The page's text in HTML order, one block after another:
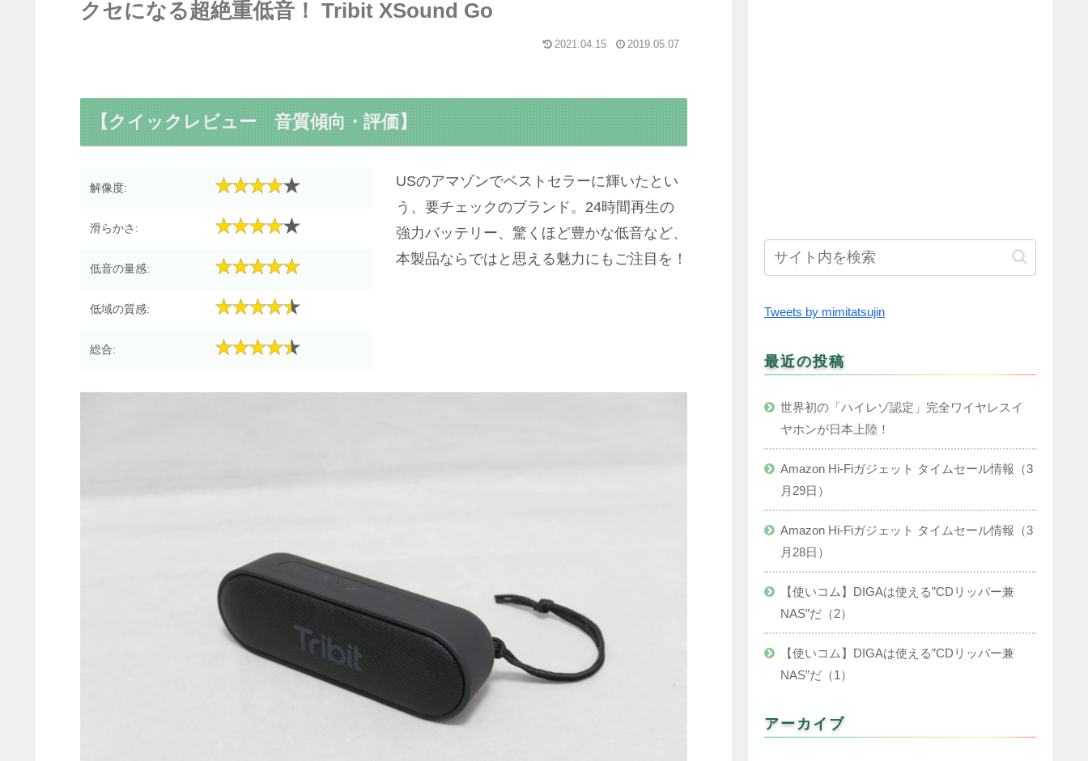
クセになる超絶重低音！ Tribit XSound Go
2021.04.15 2019.05.07
【クイックレビュー 音質傾向・評価】
解像度:
滑らかさ:
低音の量感:
低域の質感:
総合:
USのアマゾンでベストセラーに輝いたとい
う、要チェックのブランド。24時間再生の
強力バッテリー、驚くほど豊かな低音など、
本製品ならではと思える魅力にもご注目を！
Tweets by mimitatsujin
最近の投稿
世界初の「ハイレゾ認定」完全ワイヤレスイ
ヤホンが日本上陸！
Amazon Hi-Fiガジェット タイムセール情報（3
月29日）
Amazon Hi-Fiガジェット タイムセール情報（3
月28日）
【使いコム】DIGAは使える”CDリッパー兼
NAS”だ（2）
【使いコム】DIGAは使える”CDリッパー兼
NAS”だ（1）
アーカイブ